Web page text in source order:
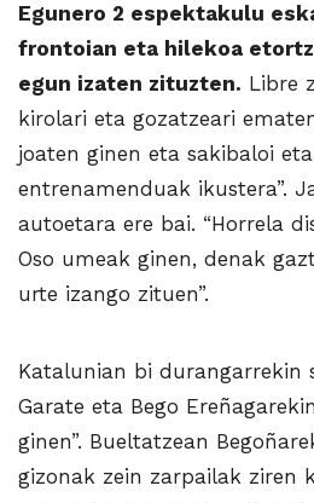
Egunero 2 espektakulu
frontoian eta hilekoa
egun izaten zituzten. Libre
kirolari eta gozatzeari
joaten ginen eta sakibaloi
entrenamenduak ikustera”.
autoetara ere bai. “Horrela
Oso umeak ginen, denak
urte izango zituen”.
Katalunian bi durangarrekin
Garate eta Bego
ginen”. Buelta­tzean
gizonak zein zarpailak ziren